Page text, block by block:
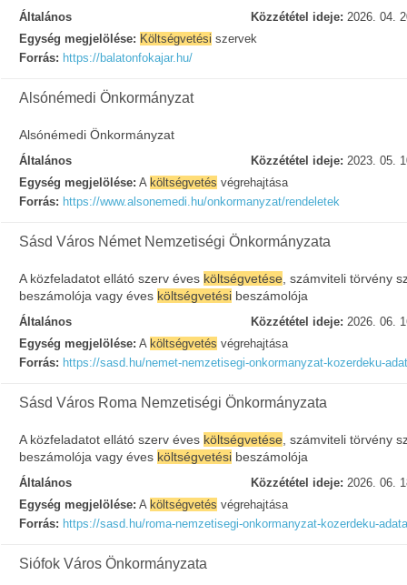
Általános Közzététel ideje: 2026. 04.
Egység megjelölése: Költségvetési szervek
Forrás: https://balatonfokajar.hu/
Alsónémedi Önkormányzat
Alsónémedi Önkormányzat
Általános Közzététel ideje: 2023. 05.
Egység megjelölése: A költségvetés végrehajtása
Forrás: https://www.alsonemedi.hu/onkormanyzat/rendeletek
Sásd Város Német Nemzetiségi Önkormányzata
A közfeladatot ellátó szerv éves költségvetése , számviteli törvény
beszámolója vagy éves költségvetési beszámolója
Általános Közzététel ideje: 2026. 06.
Egység megjelölése: A költségvetés végrehajtása
Forrás: https://sasd.hu/nemet-nemzetisegi-onkormanyzat-kozerdeku-
Sásd Város Roma Nemzetiségi Önkormányzata
A közfeladatot ellátó szerv éves költségvetése , számviteli törvény
beszámolója vagy éves költségvetési beszámolója
Általános Közzététel ideje: 2026. 06.
Egység megjelölése: A költségvetés végrehajtása
Forrás: https://sasd.hu/roma-nemzetisegi-onkormanyzat-kozerdeku-
Siófok Város Önkormányzata